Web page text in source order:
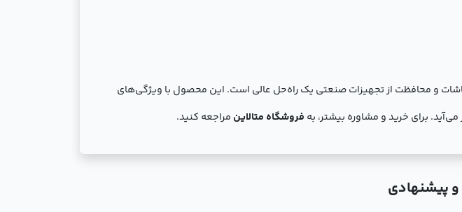
و محافظت از تجهیزات صنعتی یک راه‌حل عالی است. این محصول با ویژگی‌های
برای خرید و مشاوره بیشتر، به فروشگاه متالاین مراجعه کنید.
پیشنهادی